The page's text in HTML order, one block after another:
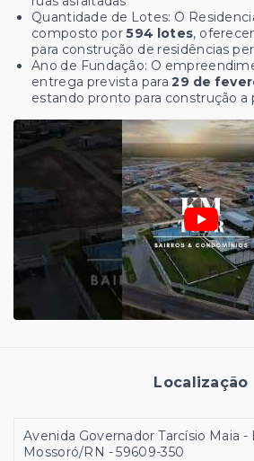
Quantidade de Lotes: O
composto por594 lotes,
para construção de residências
Ano de Fundação: O
entrega prevista para29 de
estando pronto para construção a
Localização
Avenida Governador Tarcísio Maia -
Mossoró/RN - 59609-350